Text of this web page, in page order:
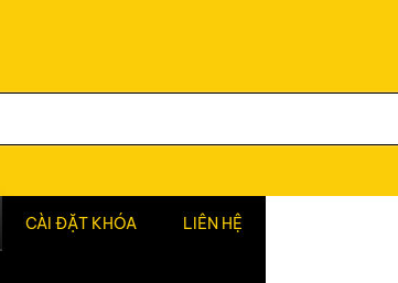
CÀI ĐẶT KHÓA LIÊN HỆ